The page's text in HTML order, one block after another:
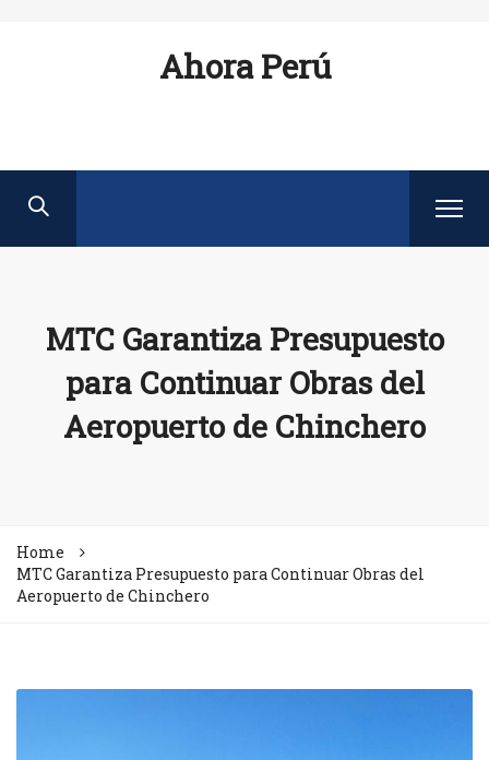
Ahora Perú
MTC Garantiza Presupuesto
para Continuar Obras del
Aeropuerto de Chinchero
Home
MTC Garantiza Presupuesto para Continuar Obras del
Aeropuerto de Chinchero